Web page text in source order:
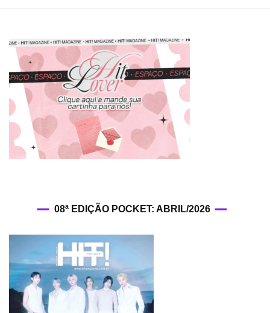
Cha
08ª EDIÇÃO POCKET: ABRIL/2026